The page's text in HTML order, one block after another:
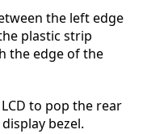
the left edge
plastic strip
the edge of the
to pop the rear
bezel.